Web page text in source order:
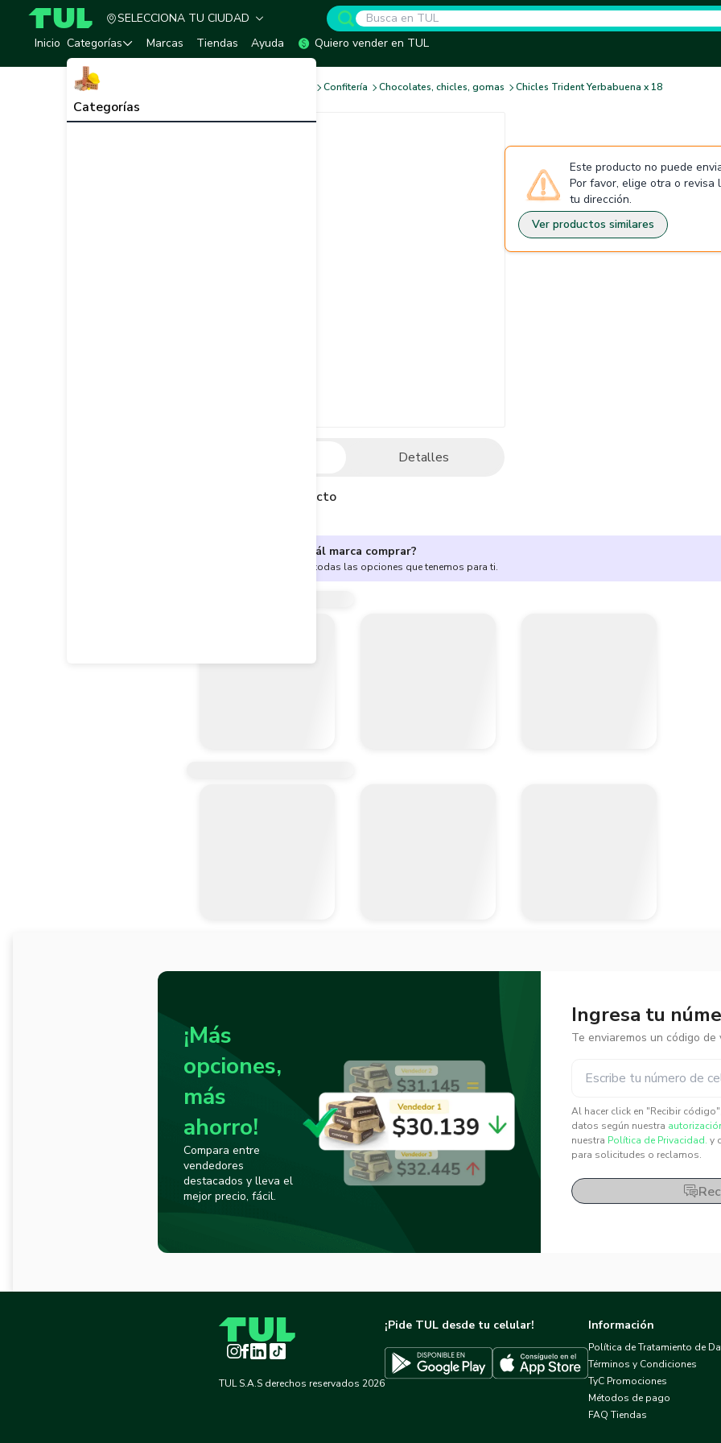
TUL - Tu Marketplace de Construcción
SELECCIONA TU CIUDAD
Inicio Categorías
Categorías
Marcas Tiendas Ayuda Quiero vender en TUL
Confitería Chocolates, chicles, gomas Chicles Trident Yerbabuena x 18
Detalles
Descripción del producto
Este producto no puede
Por favor, elige otra o revisa
tu dirección.
Ver productos similares
¿No sabes cuál marca comprar?
Encuentra aquí todas las opciones que tenemos para ti.
¡Más
opciones,
más
ahorro!
Compara entre
vendedores
destacados y lleva el
mejor precio, fácil.
Ingresa tu
Te enviaremos un código de
Al hacer click en "Recibir
datos según nuestra
nuestra Política de Privacidad. y
para solicitudes o reclamos.
Instagram
Facebook
LinkedInTikTok
TUL S.A.S derechos reservados 2026
¡Pide TUL desde tu celular!
Descargar TUL en Google PlayDescargar TUL en App Store
Información
Política de Tratamiento de
Términos y Condiciones
TyC Promociones
Métodos de pago
FAQ Tiendas